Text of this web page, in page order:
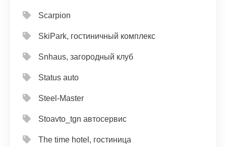
Scarpion
SkiPark, гостиничный комплекс
Snhaus, загородный клуб
Status auto
Steel-Master
Stoavto_tgn автосервис
The time hotel, гостиница